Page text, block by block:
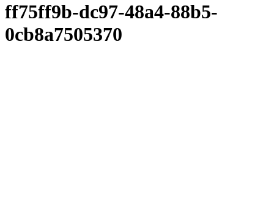
ff75ff9b-dc97-48a4-88b5-
0cb8a7505370